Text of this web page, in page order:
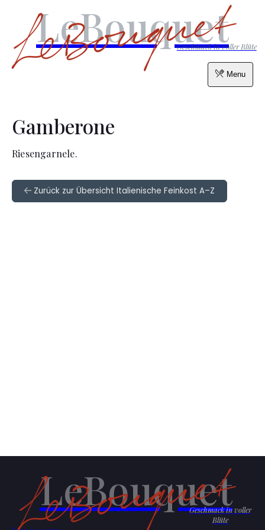
Menu
LeBouquet
Geschmack in voller Blüte
Gamberone
Riesengarnele.
Zurück zur Übersicht Italienische Feinkost A–Z
LeBouquet
Geschmack in voller
Blüte